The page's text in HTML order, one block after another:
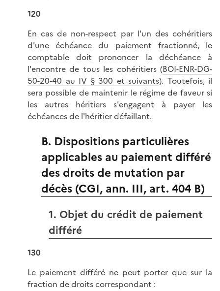
120
En cas de non-respect par l'un des cohéritiers
d'une échéance du paiement fractionné, le
comptable doit prononcer la déchéance à
l'encontre de tous les cohéritiers (BOI-ENR-DG-
50-20-40 au IV § 300 et suivants). Toutefois, il
sera possible de maintenir le régime de faveur si
les autres héritiers s'engagent à payer les
échéances de l'héritier défaillant.
B. Dispositions particulières
applicables au paiement différé
des droits de mutation par
décès (CGI, ann. III, art. 404 B)
1. Objet du crédit de paiement
différé
130
Le paiement différé ne peut porter que sur la
fraction de droits correspondant :